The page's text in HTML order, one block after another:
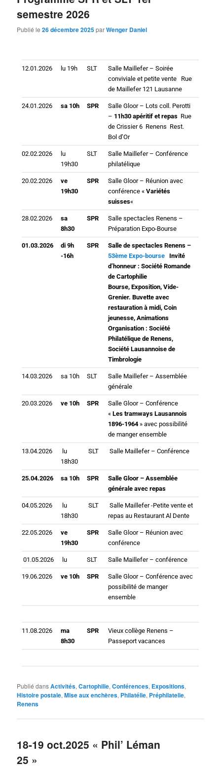
semestre 2026
Publié le26 décembre 2025parWenger Daniel
12.01.2026 lu 19h SLT
Salle Maillefer – Soirée
conviviale et petite vente Rue
de Maillefer 121 Lausanne
24.01.2026 sa 10h SPR
Salle Gloor – Lots coll. Perotti
– 11h30 apéritif et repas Rue
de Crissier 6 Renens Rest.
Bol d’Or
02.02.2026
lu
19h30
SLT
Salle Maillefer – Conférence
philatélique
20.02.2026
ve
19h30
SPR
Salle Gloor – Réunion avec
conférence «Variétés
suisses«
28.02.2026
sa
8h30
SPR
Salle spectacles Renens –
Préparation Expo-Bourse
01.03.2026
di 9h
-16h
SPR
Salle de spectacles Renens –
53ème Expo-bourse
Invité
d’honneur : Société Romande
de Cartophilie
Bourse, Exposition, Vide-
Grenier. Buvette avec
restauration à midi, Coin
jeunesse, Animations
Organisation : Société
Philatélique de Renens,
Société Lausannoise de
Timbrologie
14.03.2026 sa 10h SLT
Salle Maillefer – Assemblée
générale
20.03.2026 ve 10h SPR
Salle Gloor – Conférence
«Les tramways Lausannois
1896-1964» avec possibilité
de manger ensemble
13.04.2026
lu
18h30
SLT Salle Maillefer – Conférence
25.04.2026 sa 10h SPR
Salle Gloor – Assemblée
générale avec repas
04.05.2026
lu
18h30
SLT
Salle Maillefer -Petite vente et
repas au Restaurant Al Dente
22.05.2026
ve
19h30
SPR
Salle Gloor – Réunion avec
conférence
01.05.2026 lu SLT Salle Maillefer – conférence
19.06.2026 ve 10h SPR
Salle Gloor – Conférence avec
possibilité de manger
ensemble
11.08.2026
ma
8h30
SPR
Vieux collège Renens –
Passeport vacances
Publié dansActivités,Cartophilie,Conférences, Expositions,
Histoire postale,Mise aux enchères, Philatélie, Préphilatelie,
Renens
18-19 oct.2025 « Phil’ Léman
25 »